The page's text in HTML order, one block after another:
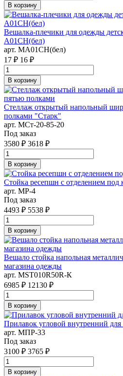
В корзину
Вешалка-плечики для одежды
A01CH(бел)
арт. MA01CH(бел)
17 ₽ 16 ₽
В корзину
Стеллаж открытый напольный
полками "Старк"
арт. MСт-20-85-20
Под заказ
3580 ₽ 3618 ₽
В корзину
Стойка ресепшн с отделением под
арт. MР-4
Под заказ
4493 ₽ 5538 ₽
В корзину
Вешало стойка напольная
магазина одежды
арт. MST010R50R-К
6985 ₽ 12130 ₽
В корзину
Прилавок угловой внутренний для
арт. MПР-33
Под заказ
3100 ₽ 3765 ₽
В корзину